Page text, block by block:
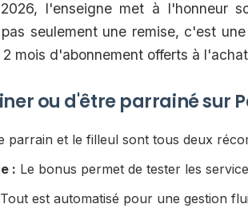
l'enseigne met à l'honneur
seulement une remise, c'est
mois d'abonnement offerts à
ou d'être parrainé sur
parrain et le filleul sont tous deux
: Le bonus permet de tester les
Tout est automatisé pour une gestion